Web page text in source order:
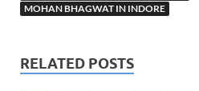
MOHAN BHAGWAT IN INDORE
RELATED POSTS